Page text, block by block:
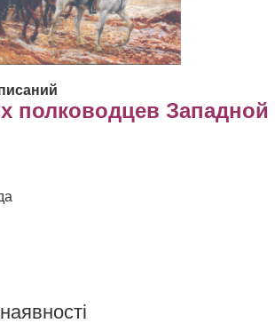
полководцев Западной